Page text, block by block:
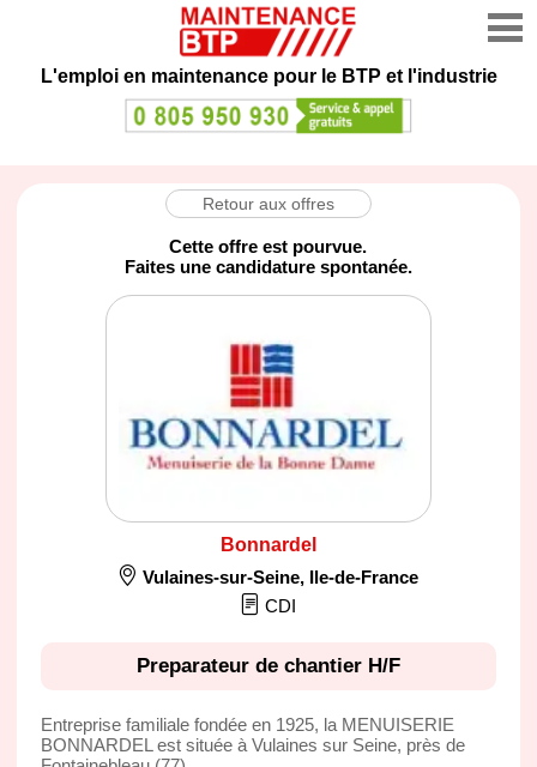
L'emploi en maintenance pour le BTP et l'industrie
Retour aux offres
Cette offre est pourvue.
Faites une candidature spontanée.
Bonnardel
Vulaines-sur-Seine, Ile-de-France
CDI
Preparateur de chantier H/F
Entreprise familiale fondée en 1925, la MENUISERIE
BONNARDEL est située à Vulaines sur Seine, près de